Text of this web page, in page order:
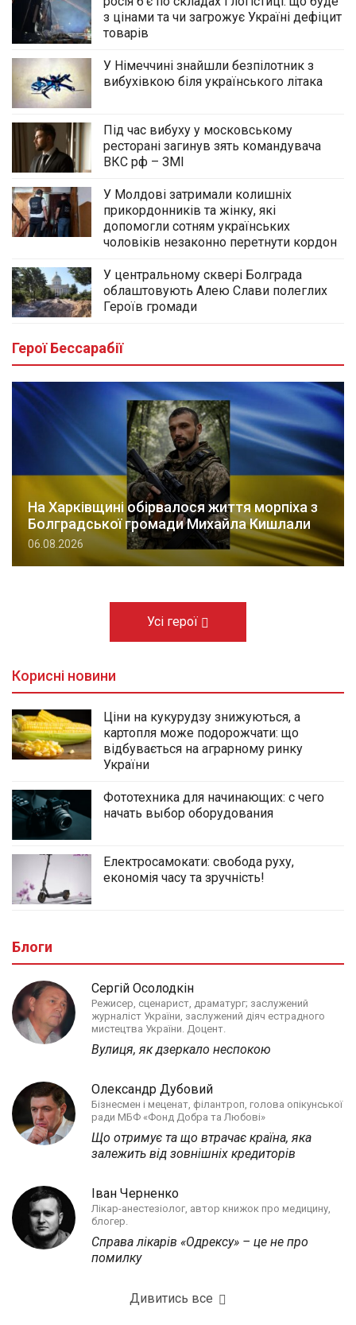
з цінами та чи загрожує Україні дефіцит
товарів
У Німеччині знайшли безпілотник з
вибухівкою біля українського літака
Під час вибуху у московському
ресторані загинув зять командувача
ВКС рф – ЗМІ
У Молдові затримали колишніх
прикордонників та жінку, які
допомогли сотням українських
чоловіків незаконно перетнути кордон
У центральному сквері Болграда
облаштовують Алею Слави полеглих
Героїв громади
Герої Бессарабії
На Харківщині обірвалося життя морпіха з
Болградської громади Михайла Кишлали
06.08.2026
Усі герої
Корисні новини
Ціни на кукурудзу знижуються, а
картопля може подорожчати: що
відбувається на аграрному ринку
України
Фототехника для начинающих: с чего
начать выбор оборудования
Електросамокати: свобода руху,
економія часу та зручність!
Блоги
Сергій Осолодкін
Режисер, сценарист, драматург; заслужений
журналіст України, заслужений діяч естрадного
мистецтва України. Доцент.
Вулиця, як дзеркало неспокою
Олександр Дубовий
Бізнесмен і меценат, філантроп, голова опікунської
ради МБФ «Фонд Добра та Любові»
Що отримує та що втрачає країна, яка
залежить від зовнішніх кредиторів
Іван Черненко
Лікар-анестезіолог, автор книжок про медицину,
блогер.
Справа лікарів «Одрексу» – це не про
помилку
Дивитись все